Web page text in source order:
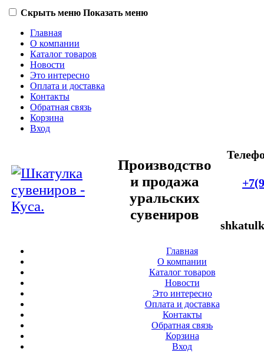
Скрыть меню Показать меню
Главная
О компании
Каталог товаров
Новости
Это интересно
Оплата и доставка
Контакты
Обратная связь
Корзина
Вход
Производство
и продажа
уральских
сувениров
Главная
О компании
Каталог товаров
Новости
Это интересно
Оплата и доставка
Контакты
Обратная связь
Корзина
Вход